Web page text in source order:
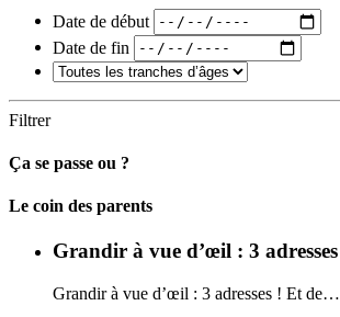
Date de début
Date de fin
Filtrer
Ça se passe ou ?
Carto
Le coin des parents
Grandir à vue d’œil : 3 adresses
Grandir à vue d’œil : 3 adresses ! Et de…